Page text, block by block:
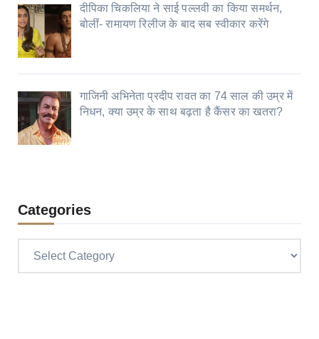
दीपिका चिकलिया ने साई पल्लवी का किया समर्थन,
बोलीं- रामायण रिलीज के बाद सब स्वीकार करेंगे
गाजिनी अभिनेता प्रदीप रावत का 74 साल की उम्र में
निधन, क्या उम्र के साथ बढ़ता है कैंसर का खतरा?
Categories